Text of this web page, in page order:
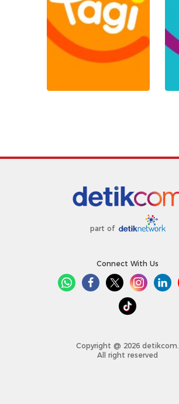
part of
Connect With Us
Copyright @ 2026 detikcom.
All right reserved